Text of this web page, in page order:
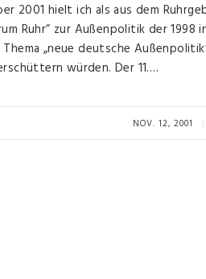
2001 hielt ich als aus dem
Ruhr“ zur Außenpolitik der
„neue deutsche
würden. Der 11….
NOV. 12, 2001